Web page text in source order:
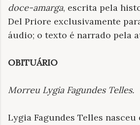
doce-amarga, escrita pela
Del Priore exclusivamente
áudio; o texto é narrado pela
OBITUÁRIO
Morreu Lygia Fagundes Telles.
Lygia Fagundes Telles nasceu